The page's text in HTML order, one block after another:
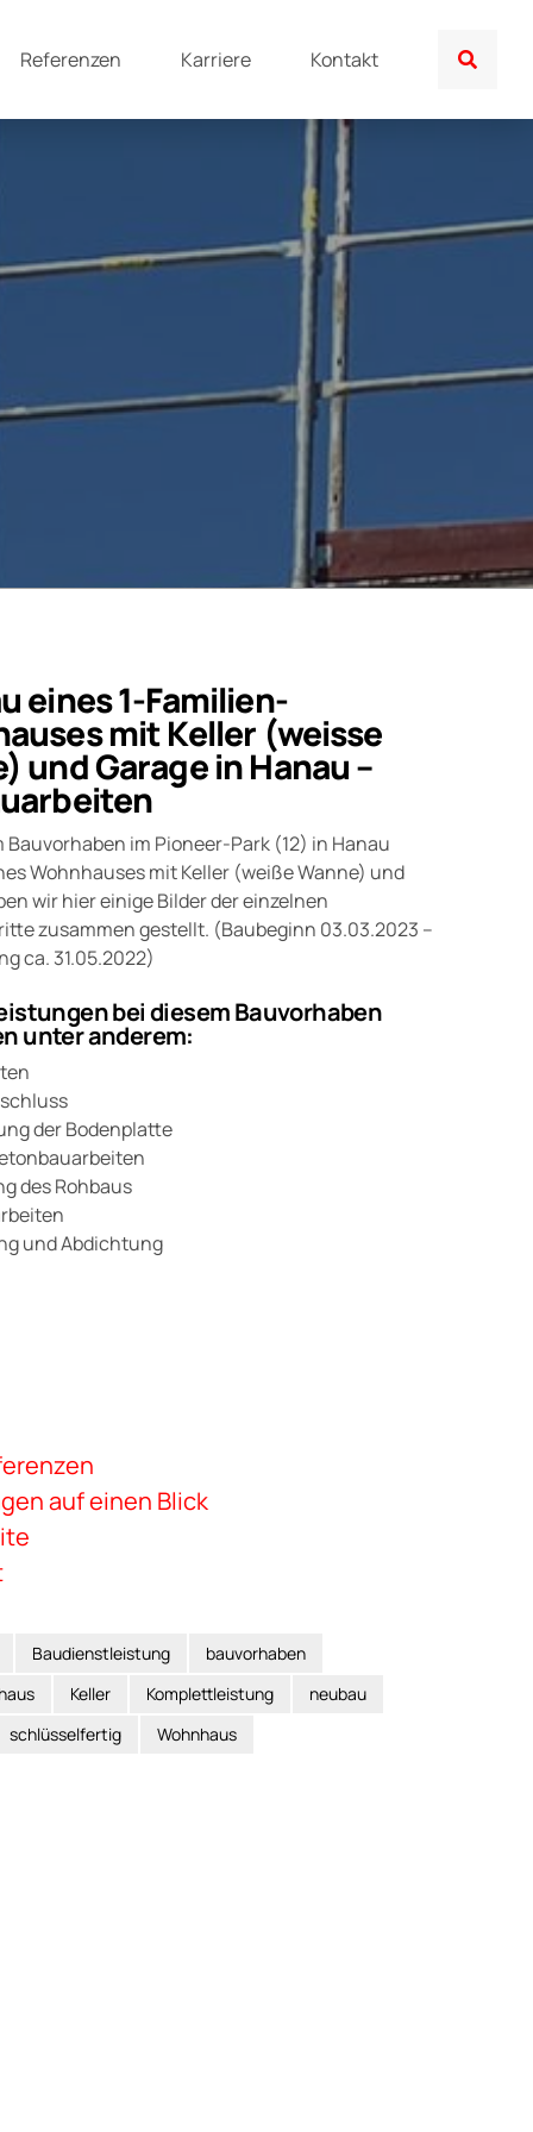
Referenzen Karriere Kontakt
eines 1-Familien-
mit Keller (weisse
und Garage in Hanau –
Bauvorhaben im Pioneer-Park (12) in Hanau
Wohnhauses mit Keller (weiße Wanne) und
wir hier einige Bilder der einzelnen
zusammen gestellt. (Baubeginn 03.03.2023 –
ca. 31.05.2022)
bei diesem Bauvorhaben
unter anderem:
der Bodenplatte
des Rohbaus
und Abdichtung
auf einen Blick
Baudienstleistung
bauvorhaben
Keller Komplettleistung
neubau
schlüsselfertig Wohnhaus